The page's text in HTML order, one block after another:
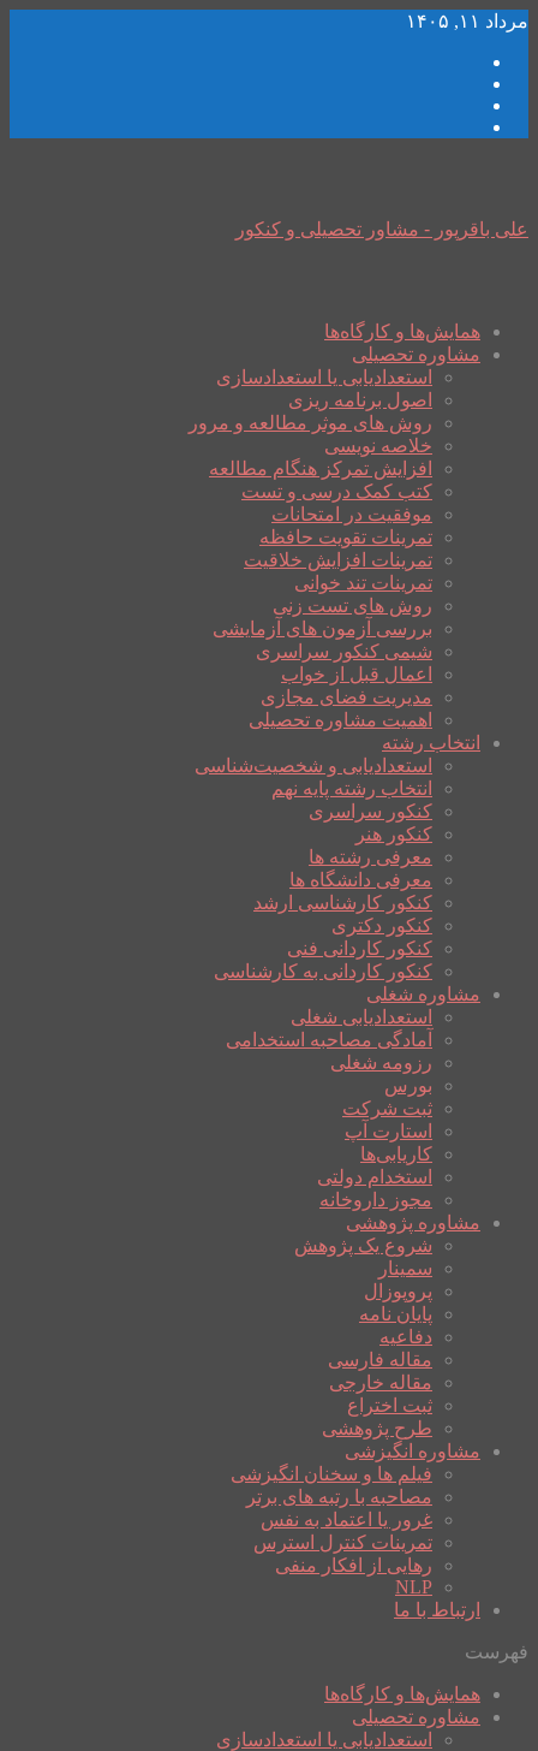
مرداد ۱۱, ۱۴۰۵
علی باقرپور - مشاور تحصیلی و کنکور
همایش‌ها و کارگاه‌ها
مشاوره تحصیلی
استعدادیابی یا استعدادسازی
اصول برنامه ریزی
روش های موثر مطالعه و مرور
خلاصه نویسی
افزایش تمرکز هنگام مطالعه
کتب کمک درسی و تست
موفقیت در امتحانات
تمرینات تقویت حافظه
تمرینات افزایش خلاقیت
تمرینات تند خوانی
روش های تست زنی
بررسی آزمون های آزمایشی
شیمی کنکور سراسری
اعمال قبل از خواب
مدیریت فضای مجازی
اهمیت مشاوره تحصیلی
انتخاب رشته
استعدادیابی و شخصیت‌شناسی
انتخاب رشته پایه نهم
کنکور سراسری
کنکور هنر
معرفی رشته ها
معرفی دانشگاه ها
کنکور کارشناسی ارشد
کنکور دکتری
کنکور کاردانی فنی
کنکور کاردانی به کارشناسی
مشاوره شغلی
استعدادیابی شغلی
آمادگی مصاحبه استخدامی
رزومه شغلی
بورس
ثبت شرکت
استارت آپ
کاریابی‌ها
استخدام دولتی
مجوز داروخانه
مشاوره پژوهشی
شروع یک پژوهش
سمینار
پروپوزال
پایان نامه
دفاعیه
مقاله فارسی
مقاله خارجی
ثبت اختراع
طرح پژوهشی
مشاوره انگیزشی
فیلم ها و سخنان انگیزشی
مصاحبه با رتبه های برتر
غرور یا اعتماد به نفس
تمرینات کنترل استرس
رهایی از افکار منفی
NLP
ارتباط با ما
فهرست
همایش‌ها و کارگاه‌ها
مشاوره تحصیلی
استعدادیابی یا استعدادسازی